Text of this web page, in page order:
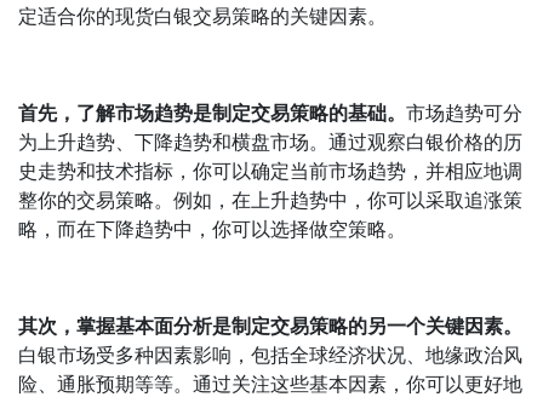
定适合你的现货白银交易策略的关键因素。
首先，了解市场趋势是制定交易策略的基础。 市场趋势可分
为上升趋势、下降趋势和横盘市场。通过观察白银价格的历
史走势和技术指标，你可以确定当前市场趋势，并相应地调
整你的交易策略。例如，在上升趋势中，你可以采取追涨策
略，而在下降趋势中，你可以选择做空策略。
其次，掌握基本面分析是制定交易策略的另一个关键因素。
白银市场受多种因素影响，包括全球经济状况、地缘政治风
险、通胀预期等等。通过关注这些基本因素，你可以更好地